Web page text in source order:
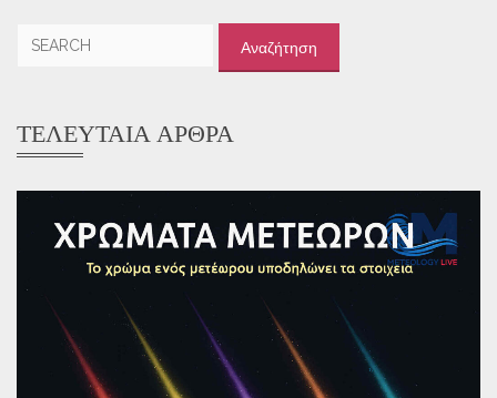
ΤΕΛΕΥΤΑΊΑ ΆΡΘΡΑ